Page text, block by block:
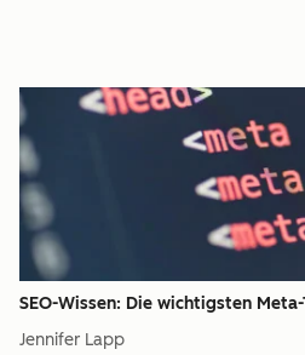
SEO-Wissen: Die wichtigsten
Jennifer Lapp